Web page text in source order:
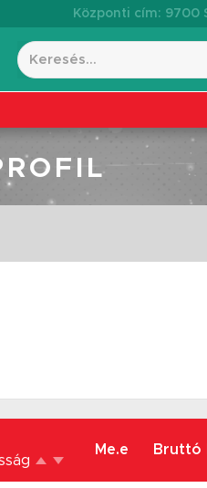
Központi cím: 9700
Me.e Bruttó